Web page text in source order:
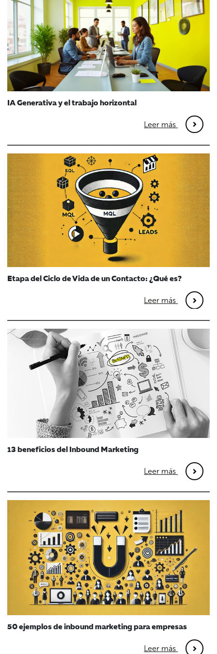
IA Generativa y el trabajo horizontal
Leer más
Etapa del Ciclo de Vida de un Contacto: ¿Qué es?
Leer más
13 beneficios del Inbound Marketing
Leer más
50 ejemplos de inbound marketing para empresas
Leer más